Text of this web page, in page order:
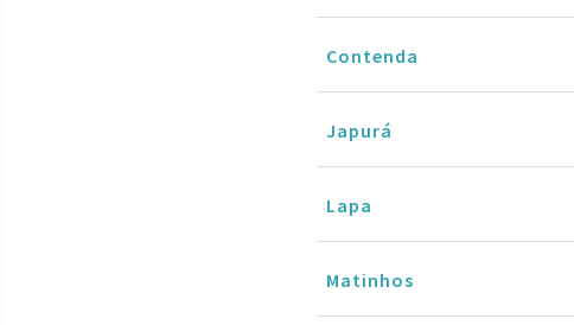
Contenda
Japurá
Lapa
Matinhos